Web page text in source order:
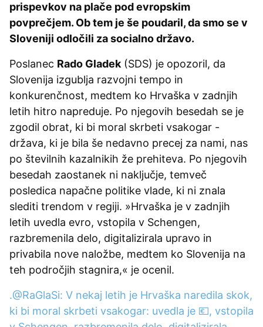
prispevkov na plače pod evropskim
povprečjem. Ob tem je še poudaril, da smo se v
Sloveniji odločili za socialno državo.
Poslanec Rado Gladek (SDS) je opozoril, da
Slovenija izgublja razvojni tempo in
konkurenčnost, medtem ko Hrvaška v zadnjih
letih hitro napreduje. Po njegovih besedah se je
zgodil obrat, ki bi moral skrbeti vsakogar -
država, ki je bila še nedavno precej za nami, nas
po številnih kazalnikih že prehiteva. Po njegovih
besedah zaostanek ni naključje, temveč
posledica napačne politike vlade, ki ni znala
slediti trendom v regiji. »Hrvaška je v zadnjih
letih uvedla evro, vstopila v Schengen,
razbremenila delo, digitalizirala upravo in
privabila nove naložbe, medtem ko Slovenija na
teh področjih stagnira,« je ocenil.
.@RaGlaSi: V nekaj letih je Hrvaška naredila skok,
ki bi moral skrbeti vsakogar: uvedla je 💶, vstopila